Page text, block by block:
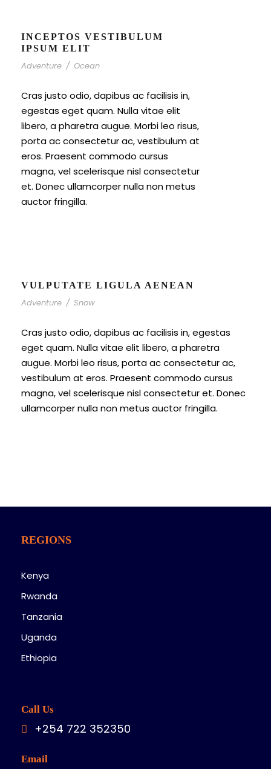
INCEPTOS VESTIBULUM
IPSUM ELIT
Adventure / Ocean
Cras justo odio, dapibus ac facilisis in,
egestas eget quam. Nulla vitae elit
libero, a pharetra augue. Morbi leo risus,
porta ac consectetur ac, vestibulum at
eros. Praesent commodo cursus
magna, vel scelerisque nisl consectetur
et. Donec ullamcorper nulla non metus
auctor fringilla.
VULPUTATE LIGULA AENEAN
Adventure / Snow
Cras justo odio, dapibus ac facilisis in, egestas
eget quam. Nulla vitae elit libero, a pharetra
augue. Morbi leo risus, porta ac consectetur ac,
vestibulum at eros. Praesent commodo cursus
magna, vel scelerisque nisl consectetur et. Donec
ullamcorper nulla non metus auctor fringilla.
REGIONS
Kenya
Rwanda
Tanzania
Uganda
Ethiopia
Call Us
+254 722 352350
Email